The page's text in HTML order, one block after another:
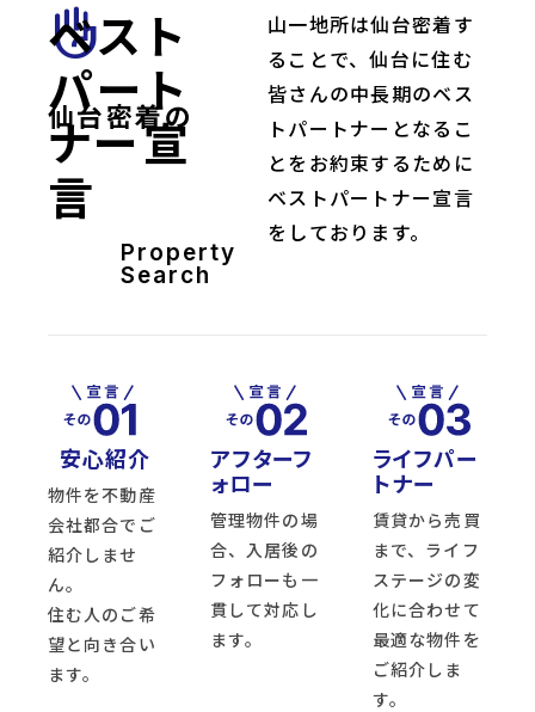
front_hand
仙台密着の
ベスト
パート
ナー宣
言
Property
Search
山一地所は仙台密着す
ることで、仙台に住む
皆さんの中長期のベス
トパートナーとなるこ
とをお約束するために
ベストパートナー宣言
をしております。
安心紹介
物件を不動産
会社都合でご
紹介しませ
ん。
住む人のご希
望と向き合い
ます。
アフターフ
ォロー
管理物件の場
合、入居後の
フォローも一
貫して対応し
ます。
ライフパー
トナー
賃貸から売買
まで、ライフ
ステージの変
化に合わせて
最適な物件を
ご紹介しま
す。